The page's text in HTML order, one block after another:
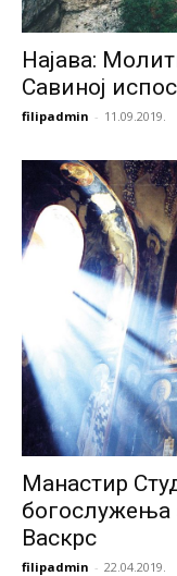
Најава:
Савиној
filipadmin - 11.09.2019.
Манастир
богослужења
Васкрс
filipadmin - 22.04.2019.